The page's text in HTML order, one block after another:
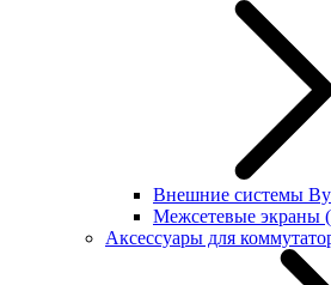
Внешние системы
Межсетевые экраны
Аксессуары для